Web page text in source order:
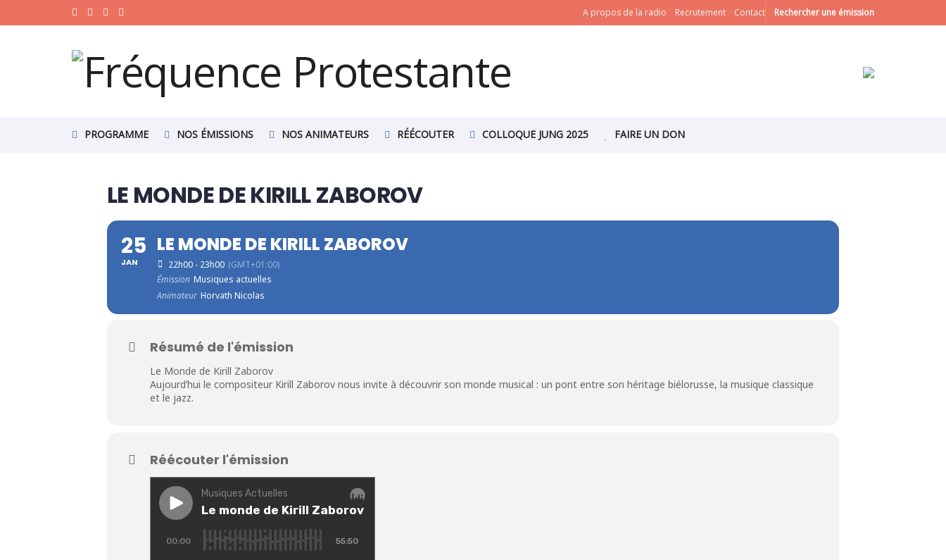
A propos de la radio Recrutement Contact Rechercher une émission
PROGRAMME NOS ÉMISSIONS NOS ANIMATEURS RÉÉCOUTER COLLOQUE JUNG 2025 FAIRE UN DON
LE MONDE DE KIRILL ZABOROV
25
JAN
LE MONDE DE KIRILL ZABOROV
22h00 - 23h00 (GMT+01:00)
Émission Musiques actuelles
Animateur Horvath Nicolas
Résumé de l'émission
Le Monde de Kirill Zaborov
Aujourd’hui le compositeur Kirill Zaborov nous invite à découvrir son monde musical : un pont entre son héritage biélorusse, la musique classique
et le jazz.
Réécouter l'émission